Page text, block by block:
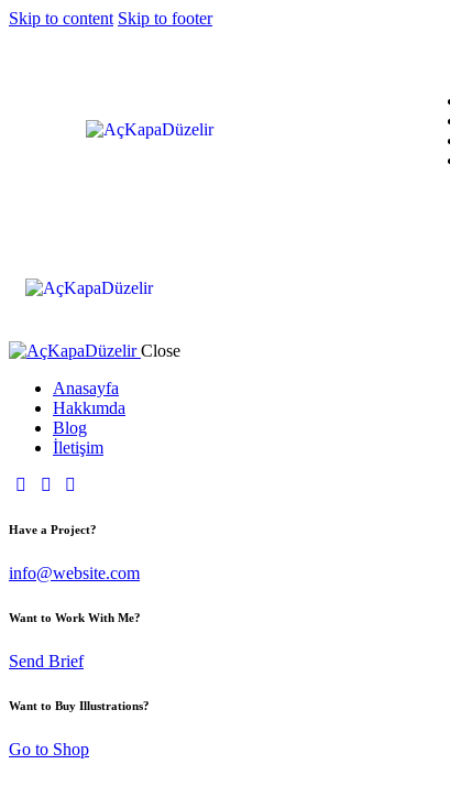
Skip to content Skip to footer
Close
Anasayfa
Hakkımda
Blog
İletişim
Have a Project?
info@website.com
Want to Work With Me?
Send Brief
Want to Buy Illustrations?
Go to Shop